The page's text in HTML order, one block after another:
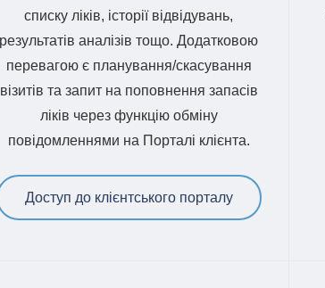
списку ліків, історії відвідувань,
результатів аналізів тощо. Додатковою
перевагою є планування/скасування
візитів та запит на поповнення запасів
ліків через функцію обміну
повідомленнями на Порталі клієнта.
Доступ до клієнтського порталу